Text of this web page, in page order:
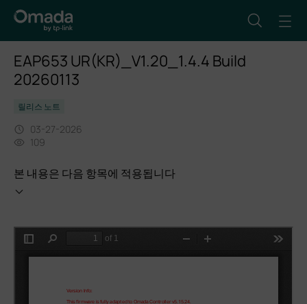
EAP653 UR(KR)_V1.20_1.4.4 Build
20260113
릴리스 노트
03-27-2026
109
본 내용은 다음 항목에 적용됩니다